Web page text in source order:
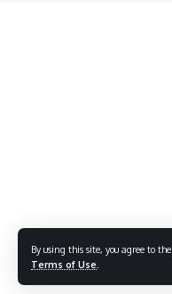
By using this site, you agree to the
Terms of Use